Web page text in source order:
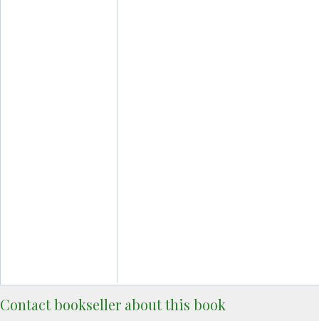
Contact bookseller about this book